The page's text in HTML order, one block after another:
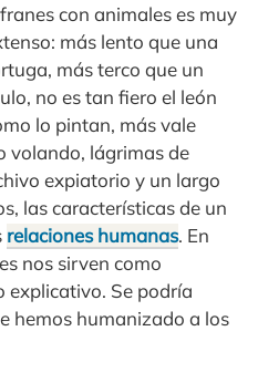
con animales es muy
más lento que una
más terco que un
no es tan fiero el león
lo pintan, más vale
volando, lágrimas de
expiatorio y un largo
las características de un
relaciones humanas. En
nos sirven como
explicativo. Se podría
hemos humanizado a los